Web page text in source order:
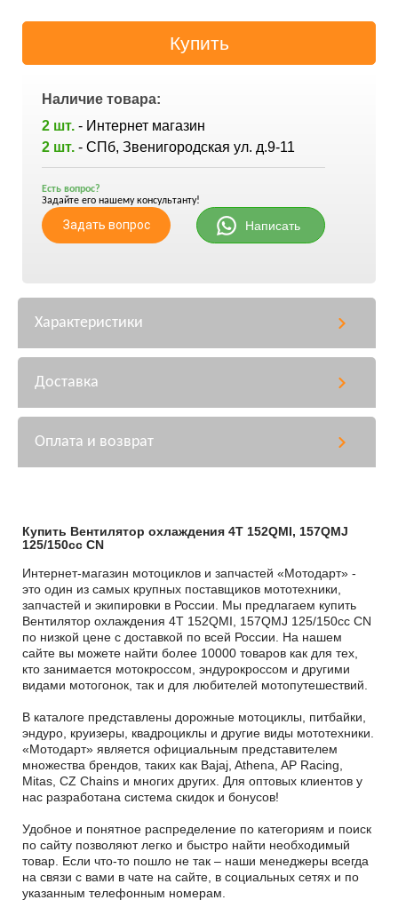
Наличие товара:
2 шт. - Интернет магазин
2 шт. - СПб, Звенигородская ул. д.9-11
Есть вопрос?
Задайте его нашему консультанту!
Задать вопрос Написать
Характеристики
Доставка
Оплата и возврат
Купить Вентилятор охлаждения 4T 152QMI, 157QMJ
125/150сс CN
Интернет-магазин мотоциклов и запчастей «Мотодарт» -
это один из самых крупных поставщиков мототехники,
запчастей и экипировки в России. Мы предлагаем купить
Вентилятор охлаждения 4T 152QMI, 157QMJ 125/150сс CN
по низкой цене с доставкой по всей России. На нашем
сайте вы можете найти более 10000 товаров как для тех,
кто занимается мотокроссом, эндурокроссом и другими
видами мотогонок, так и для любителей мотопутешествий.
В каталоге представлены дорожные мотоциклы, питбайки,
эндуро, круизеры, квадроциклы и другие виды мототехники.
«Мотодарт» является официальным представителем
множества брендов, таких как Bajaj, Athena, AP Racing,
Mitas, CZ Chains и многих других. Для оптовых клиентов у
нас разработана система скидок и бонусов!
Удобное и понятное распределение по категориям и поиск
по сайту позволяют легко и быстро найти необходимый
товар. Если что-то пошло не так – наши менеджеры всегда
на связи с вами в чате на сайте, в социальных сетях и по
указанным телефонным номерам.